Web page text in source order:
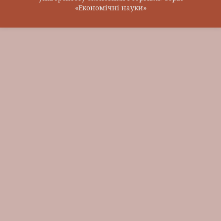
«Економічні науки»